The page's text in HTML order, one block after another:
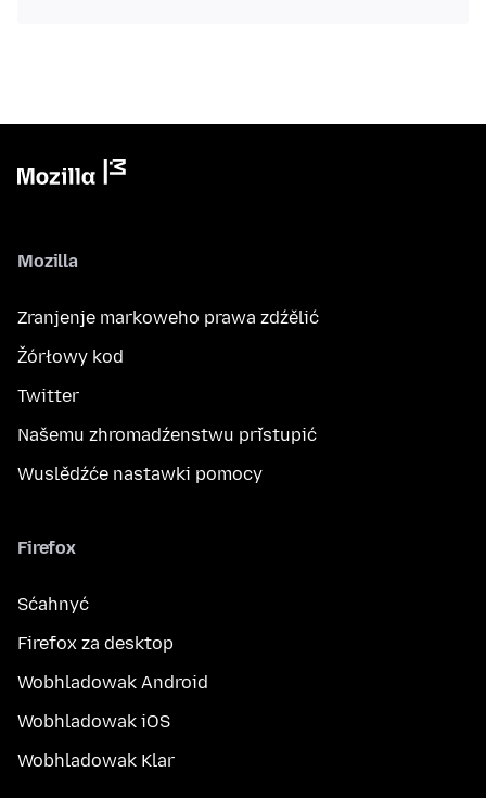
Mozilla
Zranjenje markoweho prawa zdźělić
Žórłowy kod
Twitter
Našemu zhromadźenstwu přistupić
Wuslědźće nastawki pomocy
Firefox
Sćahnyć
Firefox za desktop
Wobhladowak Android
Wobhladowak iOS
Wobhladowak Klar